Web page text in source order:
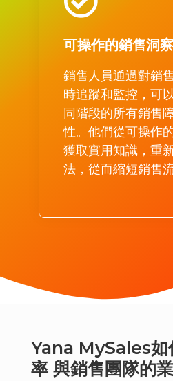
可操作的銷售洞察
銷售人員通過對銷
時追蹤和監控，可
同階段的所有銷售
性。他們從可操作
獲取實用知識，重
法，從而縮短銷售流
Yana MySales如
率 與銷售團隊的